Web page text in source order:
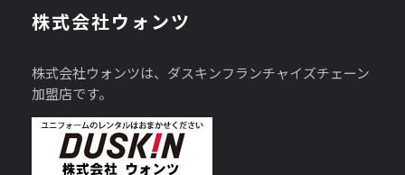
株式会社ウォンツ
株式会社ウォンツは、ダスキンフランチャイズチェーン
加盟店です。